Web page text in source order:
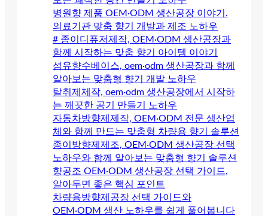
병원향 제품 OEM·ODM 생산공장 이야기.
의료기관 맞춤 향기 개발과 제조 노하우
# 종이디퓨저제작, OEM·ODM 생산공장과
함께 시작하는 맞춤 향기 아이템 이야기
섬유향수베이스, oem·odm 생산공장과 함께
알아보는 맞춤형 향기 개발 노하우
탈취제제작, oem·odm 생산공장에서 시작하
는 깨끗한 공기 만들기 노하우
자동차방향제제작, OEM·ODM 전문 생산업
체와 함께 만드는 맞춤형 차량용 향기 솔루션
종이방향제제조, OEM·ODM 생산공장 선택
노하우와 함께 알아보는 맞춤형 향기 솔루션
향공조 OEM·ODM 생산공장 선택 가이드,
알아두면 좋은 핵심 포인트
차량용방향제공장 선택 가이드와
OEM·ODM 생산 노하우를 쉽게 풀어봅니다